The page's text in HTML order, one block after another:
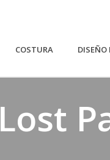
COSTURA DISEÑO
Lost